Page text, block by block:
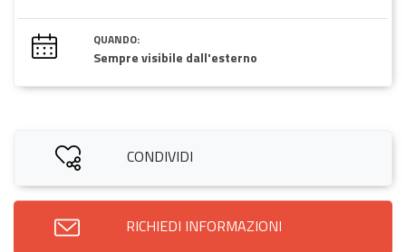
QUANDO:
Sempre visibile dall'esterno
CONDIVIDI
RICHIEDI INFORMAZIONI